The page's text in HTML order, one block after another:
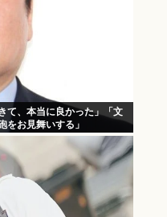
て、本当に良かった」「文
をお見舞いする」